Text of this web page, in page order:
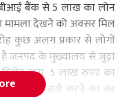
बैंक से 5 लाख का लोन
मामला देखने को अवसर मिल
कुछ अलग प्रकार से लोगों
है जनपद के मुख्यालय से जुड़ा
द्वारा 5 लाख रुपए का
की नकदी ठगी करने का का